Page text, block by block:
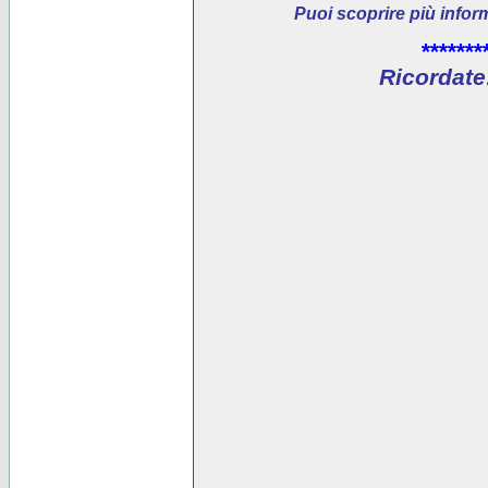
Puoi scoprire più